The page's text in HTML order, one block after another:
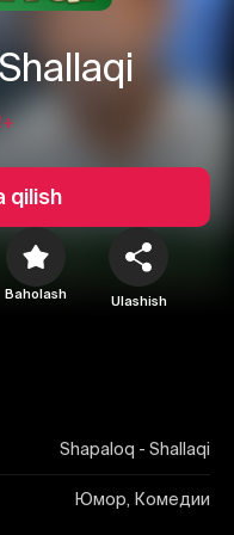
qilish
Baholash Ulashish
Shapaloq - Shallaqi
Юмор, Комедии
2